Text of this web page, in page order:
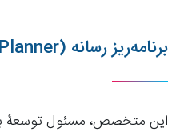
برنامه‌ریز رسانه (Media Planner)
این متخصص، مسئول توسعۀ